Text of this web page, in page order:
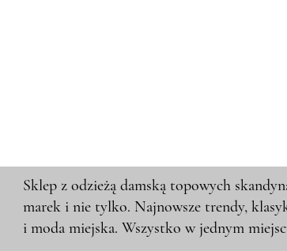
Sklep z odzieżą damską topowych
marek i nie tylko. Najnowsze trendy,
i moda miejska. Wszystko w jednym